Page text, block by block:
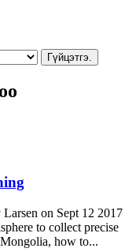
Гүйцэтгэ.
on Sept 12 2017
to collect precise
how to...